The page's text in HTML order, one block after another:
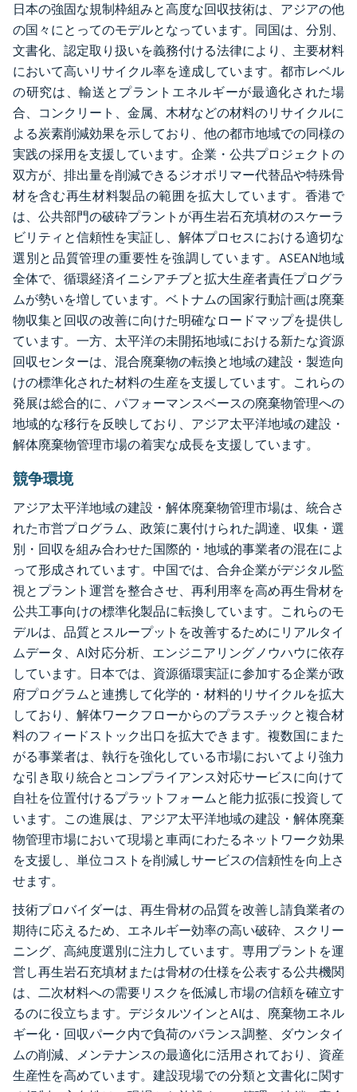
日本の強固な規制枠組みと高度な回収技術は、アジアの他
の国々にとってのモデルとなっています。同国は、分別、
文書化、認定取り扱いを義務付ける法律により、主要材料
において高いリサイクル率を達成しています。都市レベル
の研究は、輸送とプラントエネルギーが最適化された場
合、コンクリート、金属、木材などの材料のリサイクルに
よる炭素削減効果を示しており、他の都市地域での同様の
実践の採用を支援しています。企業・公共プロジェクトの
双方が、排出量を削減できるジオポリマー代替品や特殊骨
材を含む再生材料製品の範囲を拡大しています。香港で
は、公共部門の破砕プラントが再生岩石充填材のスケーラ
ビリティと信頼性を実証し、解体プロセスにおける適切な
選別と品質管理の重要性を強調しています。ASEAN地域
全体で、循環経済イニシアチブと拡大生産者責任プログラ
ムが勢いを増しています。ベトナムの国家行動計画は廃棄
物収集と回収の改善に向けた明確なロードマップを提供し
ています。一方、太平洋の未開拓地域における新たな資源
回収センターは、混合廃棄物の転換と地域の建設・製造向
けの標準化された材料の生産を支援しています。これらの
発展は総合的に、パフォーマンスベースの廃棄物管理への
地域的な移行を反映しており、アジア太平洋地域の建設・
解体廃棄物管理市場の着実な成長を支援しています。
競争環境
アジア太平洋地域の建設・解体廃棄物管理市場は、統合さ
れた市営プログラム、政策に裏付けられた調達、収集・選
別・回収を組み合わせた国際的・地域的事業者の混在によ
って形成されています。中国では、合弁企業がデジタル監
視とプラント運営を整合させ、再利用率を高め再生骨材を
公共工事向けの標準化製品に転換しています。これらのモ
デルは、品質とスループットを改善するためにリアルタイ
ムデータ、AI対応分析、エンジニアリングノウハウに依存
しています。日本では、資源循環実証に参加する企業が政
府プログラムと連携して化学的・材料的リサイクルを拡大
しており、解体ワークフローからのプラスチックと複合材
料のフィードストック出口を拡大できます。複数国にまた
がる事業者は、執行を強化している市場においてより強力
な引き取り統合とコンプライアンス対応サービスに向けて
自社を位置付けるプラットフォームと能力拡張に投資して
います。この進展は、アジア太平洋地域の建設・解体廃棄
物管理市場において現場と車両にわたるネットワーク効果
を支援し、単位コストを削減しサービスの信頼性を向上さ
せます。
技術プロバイダーは、再生骨材の品質を改善し請負業者の
期待に応えるため、エネルギー効率の高い破砕、スクリー
ニング、高純度選別に注力しています。専用プラントを運
営し再生岩石充填材または骨材の仕様を公表する公共機関
は、二次材料への需要リスクを低減し市場の信頼を確立す
るのに役立ちます。デジタルツインとAIは、廃棄物エネル
ギー化・回収パーク内で負荷のバランス調整、ダウンタイ
ムの削減、メンテナンスの最適化に活用されており、資産
生産性を高めています。建設現場での分類と文書化に関す